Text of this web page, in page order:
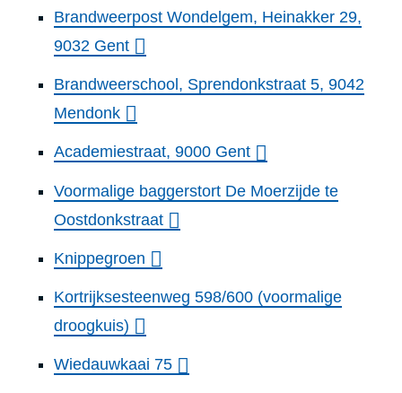
Brandweerpost Wondelgem, Heinakker 29,
9032 Gent
Brandweerschool, Sprendonkstraat 5, 9042
Mendonk
Academiestraat, 9000 Gent
Voormalige baggerstort De Moerzijde te
Oostdonkstraat
Knippegroen
Kortrijksesteenweg 598/600 (voormalige
droogkuis)
Wiedauwkaai 75